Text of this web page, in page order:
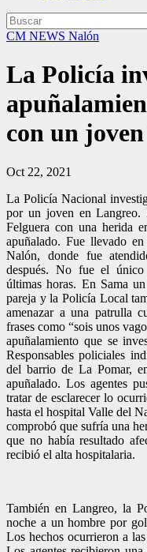
CM NEWS Nalón
La Policía
con un
Oct 22, 2021
La Policía Nacional
por un joven en Langreo.
Felguera con una herida
apuñalado. Fue llevado
Nalón, donde fue
después. No fue el
últimas horas. En Sama
pareja y la Policía Local
amenazar a una patrulla
frases como “sois unos
apuñalamiento que se
Responsables policiales
del barrio de La Pomar,
apuñalado. Los agentes
tratar de esclarecer lo
hasta el hospital Valle del
comprobó que sufría una
que no había resultado
recibió el alta hospitalaria.
También en Langreo, la
noche a un hombre por
Los hechos ocurrieron a